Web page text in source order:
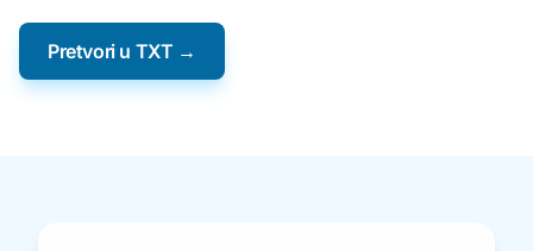
Pretvori u TXT →